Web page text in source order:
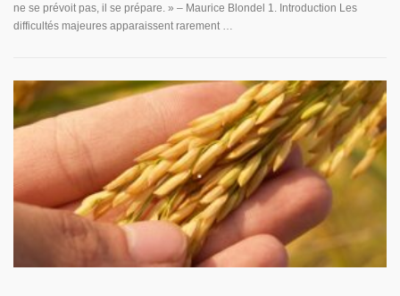
ne se prévoit pas, il se prépare. » – Maurice Blondel 1. Introduction Les
difficultés majeures apparaissent rarement …